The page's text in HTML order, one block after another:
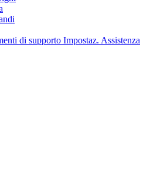
di supporto Impostaz. Assistenza